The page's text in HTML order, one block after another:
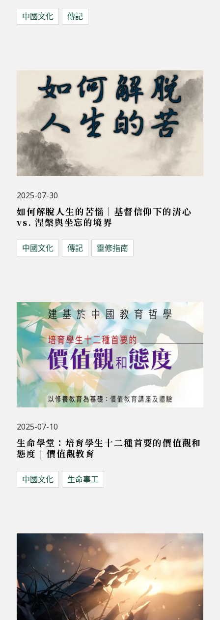
中國文化 傳記
2025-07-30
如何解脫人生的苦惱｜基督信仰下的清心
vs. 涅槃與坐忘的境界
中國文化 傳記 靈修指南
2025-07-10
生命學堂：培育學生十二種首要的價值觀和
態度 | 價值觀教育
中國文化 生命事工